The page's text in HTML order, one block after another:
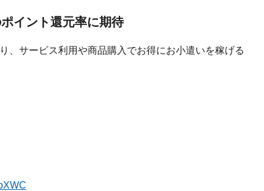
イント還元率に期待
、サービス利用や商品購入でお得にお小遣いを稼げる